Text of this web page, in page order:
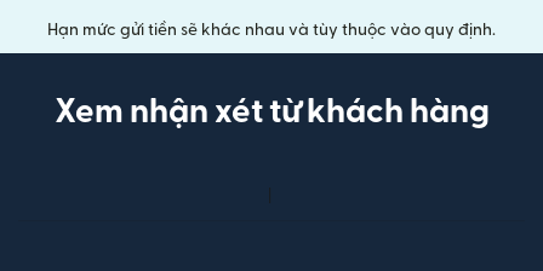
Hạn mức gửi tiền sẽ khác nhau và tùy thuộc vào quy định.
Xem nhận xét từ khách hàng